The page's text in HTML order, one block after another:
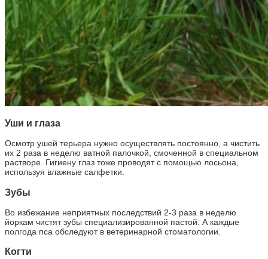
Уши и глаза
Осмотр ушей терьера нужно осуществлять постоянно, а чистить
их 2 раза в неделю ватной палочкой, смоченной в специальном
растворе. Гигиену глаз тоже проводят с помощью лосьона,
используя влажные салфетки.
Зубы
Во избежание неприятных последствий 2-3 раза в неделю
йоркам чистят зубы специализированной пастой. А каждые
полгода пса обследуют в ветеринарной стоматологии.
Когти